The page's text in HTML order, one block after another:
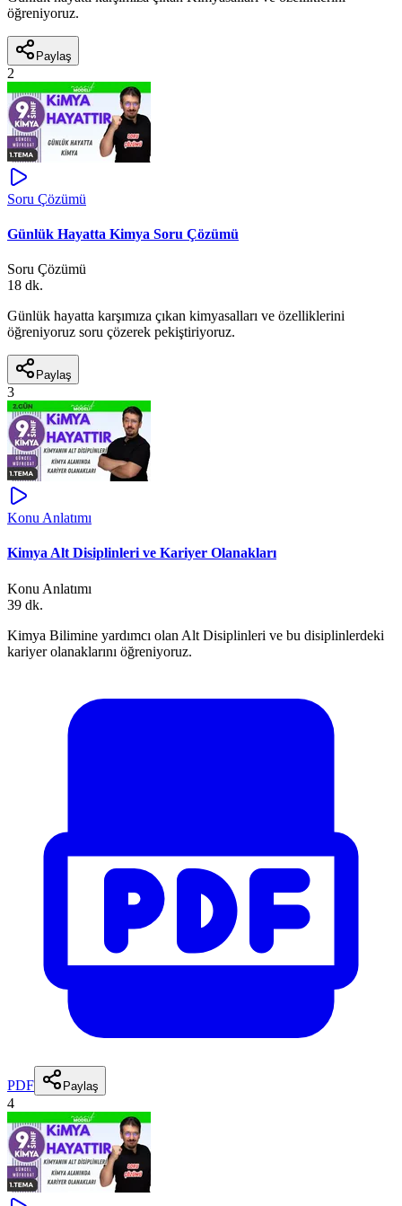
öğreniyoruz.
Paylaş
2
Soru Çözümü
Günlük Hayatta Kimya Soru Çözümü
Soru Çözümü
18 dk.
Günlük hayatta karşımıza çıkan kimyasalları ve özelliklerini
öğreniyoruz soru çözerek pekiştiriyoruz.
Paylaş
3
Konu Anlatımı
Kimya Alt Disiplinleri ve Kariyer Olanakları
Konu Anlatımı
39 dk.
Kimya Bilimine yardımcı olan Alt Disiplinleri ve bu disiplinlerdeki
kariyer olanaklarını öğreniyoruz.
PDF Paylaş
4